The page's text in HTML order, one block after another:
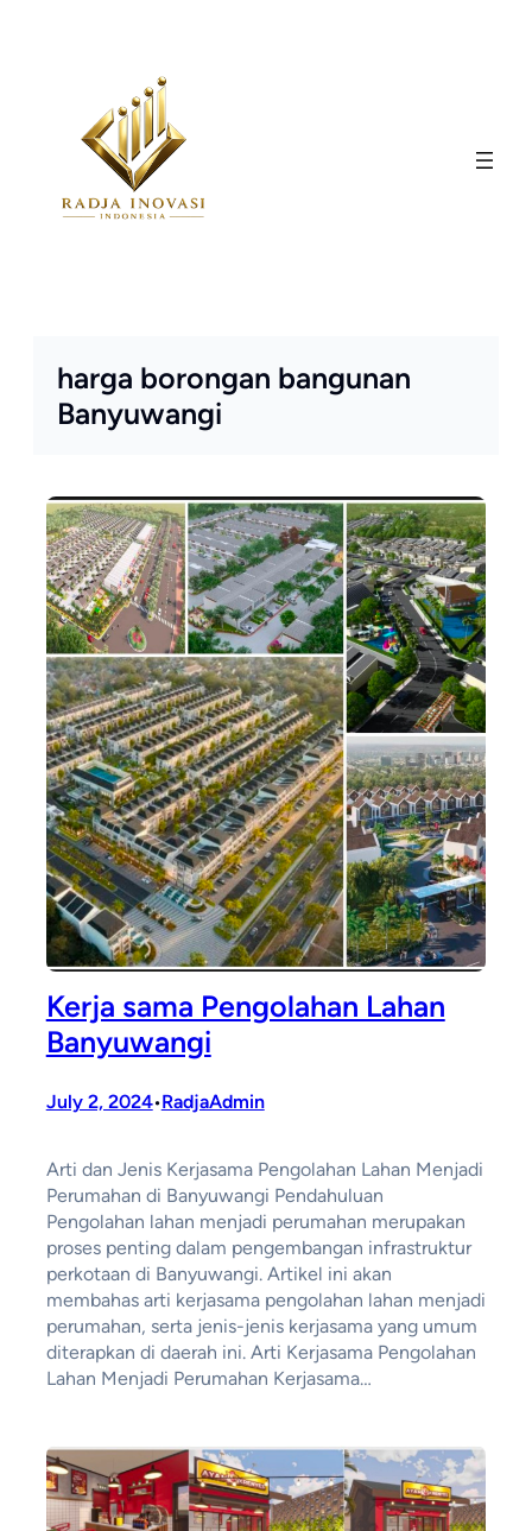
harga borongan bangunan
Banyuwangi
Kerja sama Pengolahan Lahan
Banyuwangi
July 2, 2024•RadjaAdmin
Arti dan Jenis Kerjasama Pengolahan Lahan Menjadi
Perumahan di Banyuwangi Pendahuluan
Pengolahan lahan menjadi perumahan merupakan
proses penting dalam pengembangan infrastruktur
perkotaan di Banyuwangi. Artikel ini akan
membahas arti kerjasama pengolahan lahan menjadi
perumahan, serta jenis-jenis kerjasama yang umum
diterapkan di daerah ini. Arti Kerjasama Pengolahan
Lahan Menjadi Perumahan Kerjasama…